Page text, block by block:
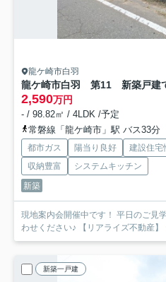
龍ケ崎市白羽
龍ケ崎市白羽 第11 新築戸建
2,590万円
- / 98.82㎡ / 4LDK /予定
常磐線「龍ケ崎市」駅 バス33分
都市ガス 陽当り良好 建設住宅
収納豊富
システムキッチン
新築
現地案内会開催中です！ 平日のご見
わせください♪ 【リアライズ不
新築一戸建